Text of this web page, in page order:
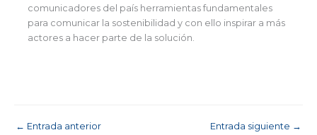
comunicadores del país herramientas fundamentales
para comunicar la sostenibilidad y con ello inspirar a más
actores a hacer parte de la solución.
← Entrada anterior Entrada siguiente →